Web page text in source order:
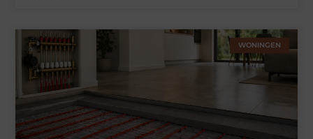
WONINGEN